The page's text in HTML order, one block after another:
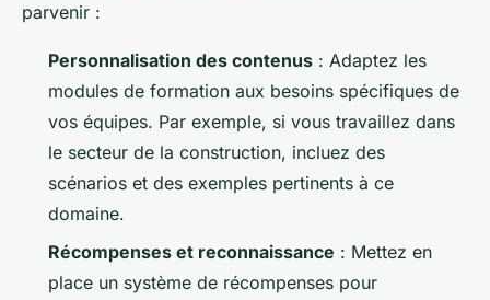
parvenir :
Personnalisation des contenus : Adaptez les
modules de formation aux besoins spécifiques de
vos équipes. Par exemple, si vous travaillez dans
le secteur de la construction, incluez des
scénarios et des exemples pertinents à ce
domaine.
Récompenses et reconnaissance : Mettez en
place un système de récompenses pour